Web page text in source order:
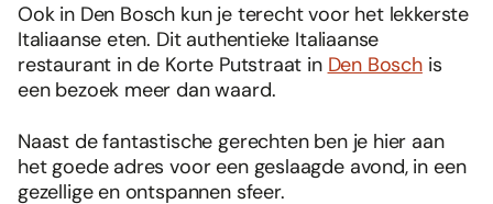
Ook in Den Bosch kun je terecht voor het lekkerste
Italiaanse eten. Dit authentieke Italiaanse
restaurant in de Korte Putstraat in Den Boschis
een bezoek meer dan waard.
Naast de fantastische gerechten ben je hier aan
het goede adres voor een geslaagde avond, in een
gezellige en ontspannen sfeer.